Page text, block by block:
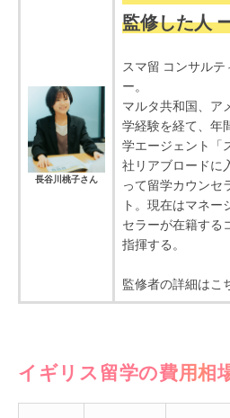
長谷川桃子さん
監修した人
スマ留 コンサル
ー。
マルタ共和国、ア
学経験を経て、年
学エージェント「
社リアブロードに
って留学カウンセ
ト。現在はマネー
セラーが在籍する
指揮する。
監修者の詳細はこ
イギリス留学の費用相